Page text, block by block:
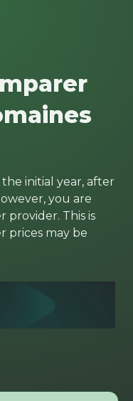
initial year, after
you are
provider. This is
prices may be